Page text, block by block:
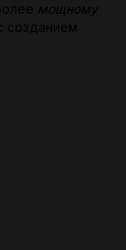
мощному
созданием